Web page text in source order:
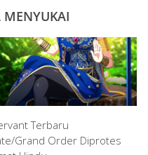
Terbaru
Grand Order Diprotes